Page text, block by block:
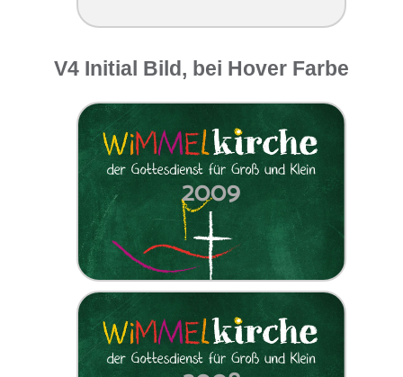
V4 Initial Bild, bei Hover Farbe
2009